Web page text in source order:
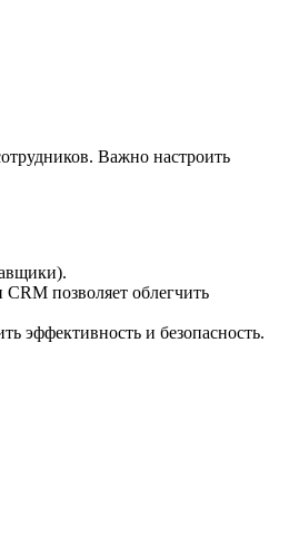
Важно настроить
позволяет облегчить
эффективность и безопасность.